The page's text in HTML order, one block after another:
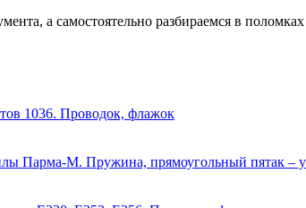
а самостоятельно разбираемся в
1036. Проводок, флажок
Парма-М. Пружина, прямоугольный пятак –